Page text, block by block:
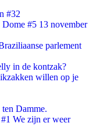
#32
#5 13 november
parlement
in de kontzak?
willen op je
Damme.
We zijn er weer